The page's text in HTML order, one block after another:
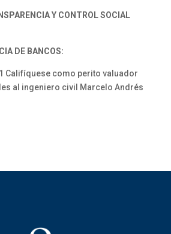
Y CONTROL SOCIAL
DE BANCOS:
Califíquese como perito valuador
al ingeniero civil Marcelo Andrés